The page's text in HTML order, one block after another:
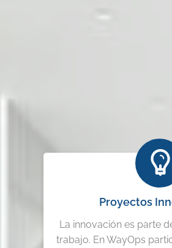
Proyectos
La innovación es parte
trabajo. En WayOps